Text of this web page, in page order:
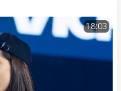
18:03